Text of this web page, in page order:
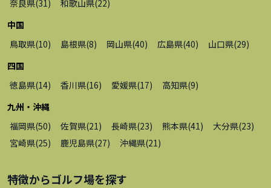
奈良県(31) 和歌山県(22)
中国
鳥取県(10) 島根県(8) 岡山県(40) 広島県(40) 山口県(29)
四国
徳島県(14) 香川県(16) 愛媛県(17) 高知県(9)
九州・沖縄
福岡県(50) 佐賀県(21) 長崎県(23) 熊本県(41) 大分県(23)
宮崎県(25) 鹿児島県(27) 沖縄県(21)
特徴からゴルフ場を探す